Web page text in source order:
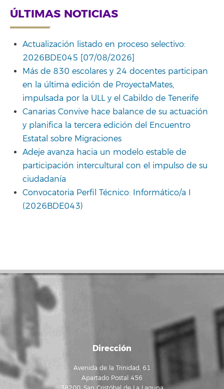
ÚLTIMAS NOTICIAS
Actualización listado en proceso selectivo:
2026BDE045 [07/08/2026]
Más de 830 escolares y 24 docentes participan
en la última edición de ProyectaMates,
impulsada por la ULL y el Cabildo de Tenerife
Canarias Convive hace balance de su actuación
y planifica la tercera edición del Encuentro
Estatal sobre Migraciones
Adeje avanza hacia un modelo estable de
participación intercultural con el impulso de su
ciudadanía
Convocatoria Perfil Técnico: Informático/a I
(2026BDE043)
Dirección
Avenida de la Trinidad, 61
Apartado Postal 456